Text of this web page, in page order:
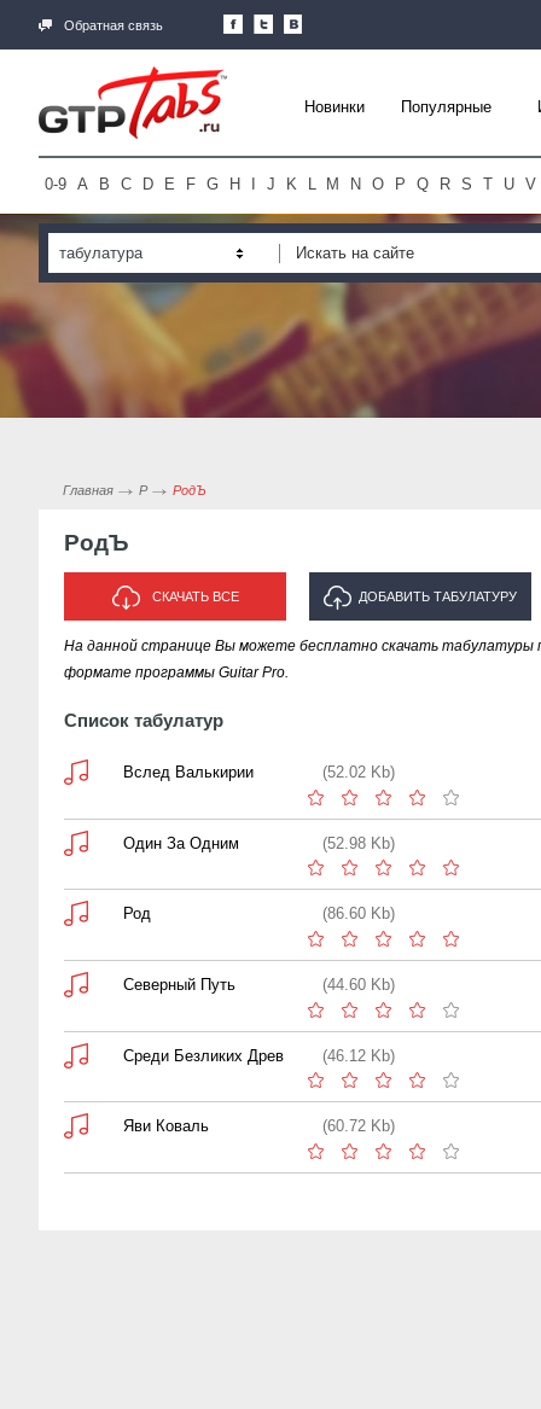
Обратная связь
Новинки Популярные
0-9 A B C D E F G H J K L M N O P Q R S T U V
табулатура
Главная Р РодЪ
РодЪ
СКАЧАТЬ ВСЕ ДОБАВИТЬ ТАБУЛАТУРУ
ИСПОЛНИТЕЛЯ "РОДЪ"
На данной странице Вы можете бесплатно скачать
формате программы Guitar Pro.
Список табулатур
Вслед Валькирии (52.02 Kb)
Один За Одним (52.98 Kb)
Род (86.60 Kb)
Северный Путь (44.60 Kb)
Среди Безликих Древ (46.12 Kb)
Яви Коваль (60.72 Kb)